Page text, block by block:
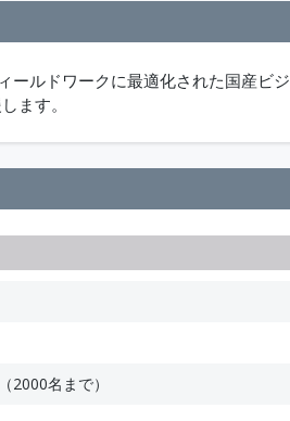
ールドワークに最適化された国産ビジ
ます。
2000名まで）